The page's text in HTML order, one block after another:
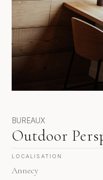
BUREAUX
Outdoor
LOCALISATION
Annecy